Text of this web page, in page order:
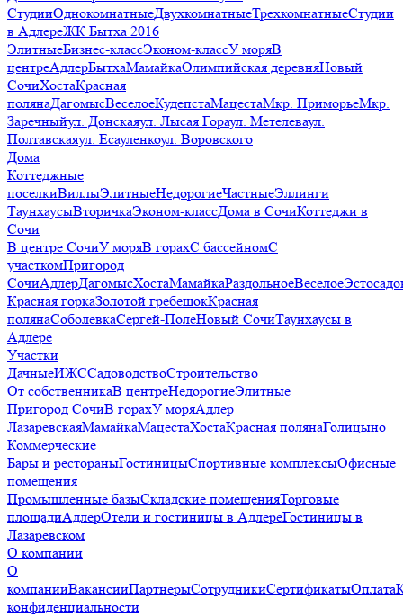
СтудииОднокомнатныеДвухкомнатныеТрехкомнатныеСтудии
в АдлереЖК Бытха 2016
ЭлитныеБизнес-классЭконом-классУ моряВ
центреАдлерБытхаМамайкаОлимпийская деревняНовый
СочиХостаКрасная
полянаДагомысВеселоеКудепстаМацестаМкр. ПриморьеМкр.
Заречныйул. Донскаяул. Лысая Гораул. Метелеваул.
Полтавскаяул. Есауленкоул. Воровского
Дома
Коттеджные
поселкиВиллыЭлитныеНедорогиеЧастныеЭллинги
ТаунхаусыВторичкаЭконом-классДома в СочиКоттеджи в
Сочи
В центре СочиУ моряВ горахС бассейномС
участкомПригород
СочиАдлерДагомысХостаМамайкаРаздольноеВеселое
Красная горкаЗолотой гребешокКрасная
полянаСоболевкаСергей-ПолеНовый СочиТаунхаусы в
Адлере
Участки
ДачныеИЖССадоводствоСтроительство
От собственникаВ центреНедорогиеЭлитные
Пригород СочиВ горахУ моряАдлер
ЛазаревскаяМамайкаМацестаХостаКрасная полянаГолицыно
Коммерческие
Бары и рестораныГостиницыСпортивные комплексыОфисные
помещения
Промышленные базыСкладские помещенияТорговые
площадиАдлерОтели и гостиницы в АдлереГостиницы в
Лазаревском
О компании
О
компанииВакансииПартнерыСотрудникиСертификатыОплата
конфиденциальности